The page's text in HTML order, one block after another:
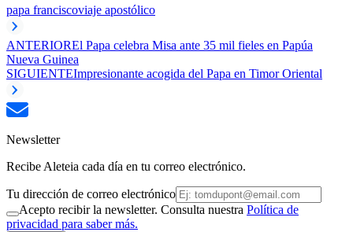
papa franciscoviaje apostólico
ANTERIOREl Papa celebra Misa ante 35 mil fieles en Papúa
Nueva Guinea
SIGUIENTEImpresionante acogida del Papa en Timor Oriental
Newsletter
Recibe Aleteia cada día en tu correo electrónico.
Tu dirección de correo electrónico
Acepto recibir la newsletter. Consulta nuestra Política de
privacidad para saber más.